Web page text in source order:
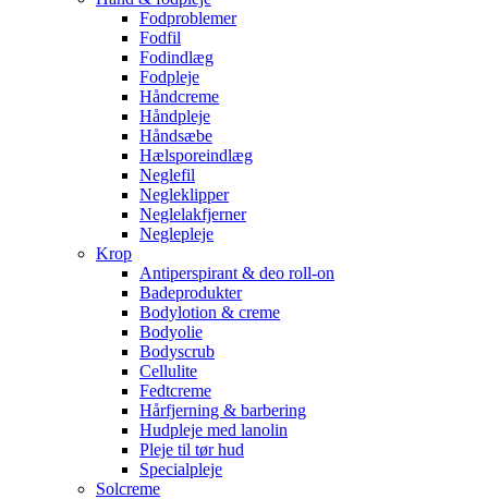
Fodproblemer
Fodfil
Fodindlæg
Fodpleje
Håndcreme
Håndpleje
Håndsæbe
Hælsporeindlæg
Neglefil
Negleklipper
Neglelakfjerner
Neglepleje
Krop
Antiperspirant & deo roll-on
Badeprodukter
Bodylotion & creme
Bodyolie
Bodyscrub
Cellulite
Fedtcreme
Hårfjerning & barbering
Hudpleje med lanolin
Pleje til tør hud
Specialpleje
Solcreme